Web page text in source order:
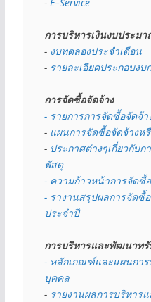
การบริหารเงินงบประม
- งบทดลองประจำเดือน
- รายละเอียดประกอบงบ
การจัดซื้อจัดจ้าง
- รายการการจัดซื้อจัดจ้
- แผนการจัดซื้อจัดจ้างห
- ประกาศต่างๆเกี่ยวกับ
พัสดุ
- ความก้าวหน้าการจัดซื้
- รางานสรุปผลการจัดซื้
ประจำปี
การบริหารและพัฒนาท
- หลักเกณฑ์และแผนกา
บุคคล
- รายงานผลการบริหา